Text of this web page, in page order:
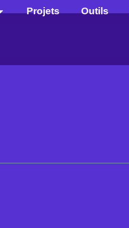
Projets Outils